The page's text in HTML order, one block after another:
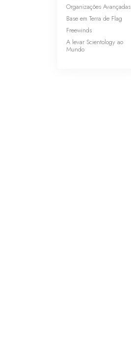
Organizações Avançadas
Base em Terra de Flag
Freewinds
A levar Scientology ao
Mundo